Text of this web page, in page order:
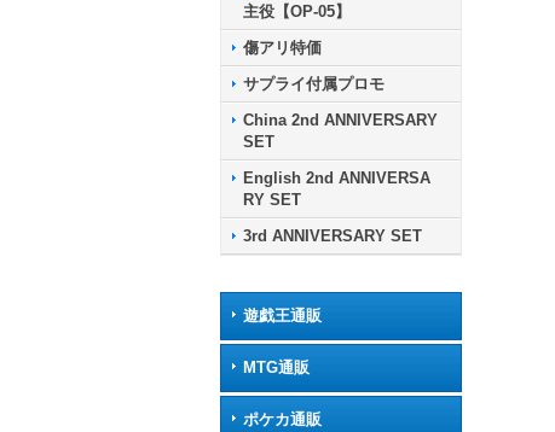
主役【OP-05】
傷アリ特価
サプライ付属プロモ
China 2nd ANNIVERSARY
SET
English 2nd ANNIVERSA
RY SET
3rd ANNIVERSARY SET
遊戯王通販
MTG通販
ポケカ通販